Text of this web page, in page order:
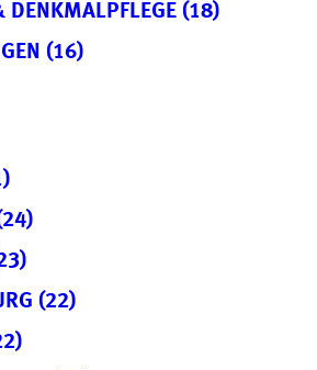
DENKMALPFLEGE (18)
(16)
(22)